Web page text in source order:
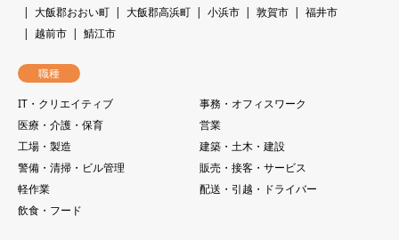
大飯郡おおい町
大飯郡高浜町 小浜市 敦賀市
福井市
越前市
鯖江市
職種
IT・クリエイティブ
事務・オフィスワーク
医療・介護・保育
営業
工場・製造
建築・土木・建設
警備・清掃・ビル管理
販売・接客・サービス
軽作業
配送・引越・ドライバー
飲食・フード